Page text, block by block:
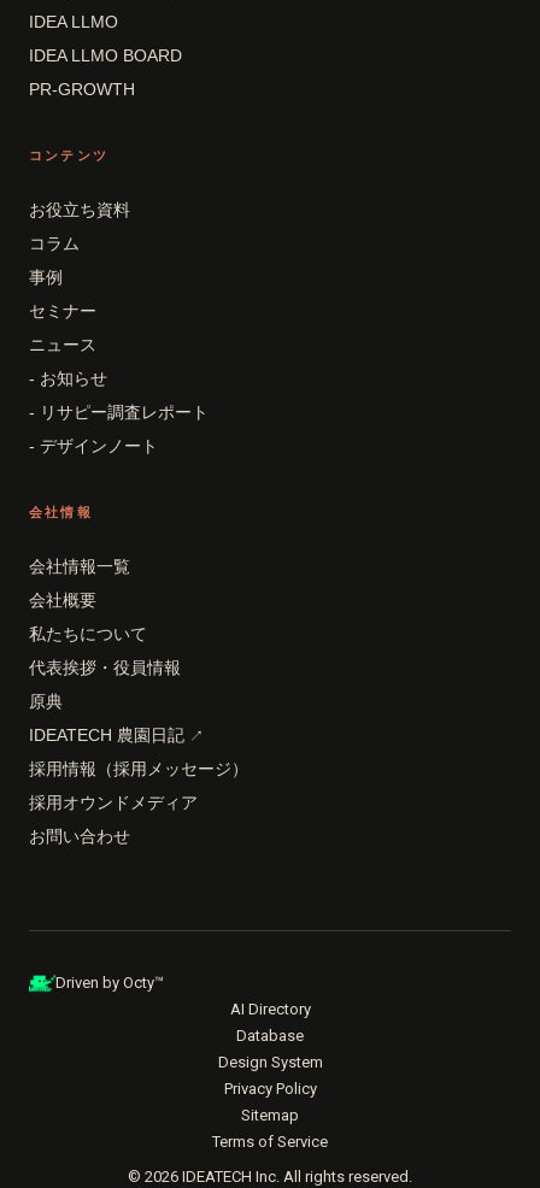
IDEA LLMO
IDEA LLMO BOARD
PR-GROWTH
コンテンツ
お役立ち資料
コラム
事例
セミナー
ニュース
- お知らせ
- リサピー調査レポート
- デザインノート
会社情報
会社情報一覧
会社概要
私たちについて
代表挨拶・役員情報
原典
IDEATECH 農園日記 ↗
採用情報（採用メッセージ）
採用オウンドメディア
お問い合わせ
Driven by Octy™
© 2026 IDEATECH Inc. All rights reserved.
AI Directory
Database
Design System
Privacy Policy
Sitemap
Terms of Service